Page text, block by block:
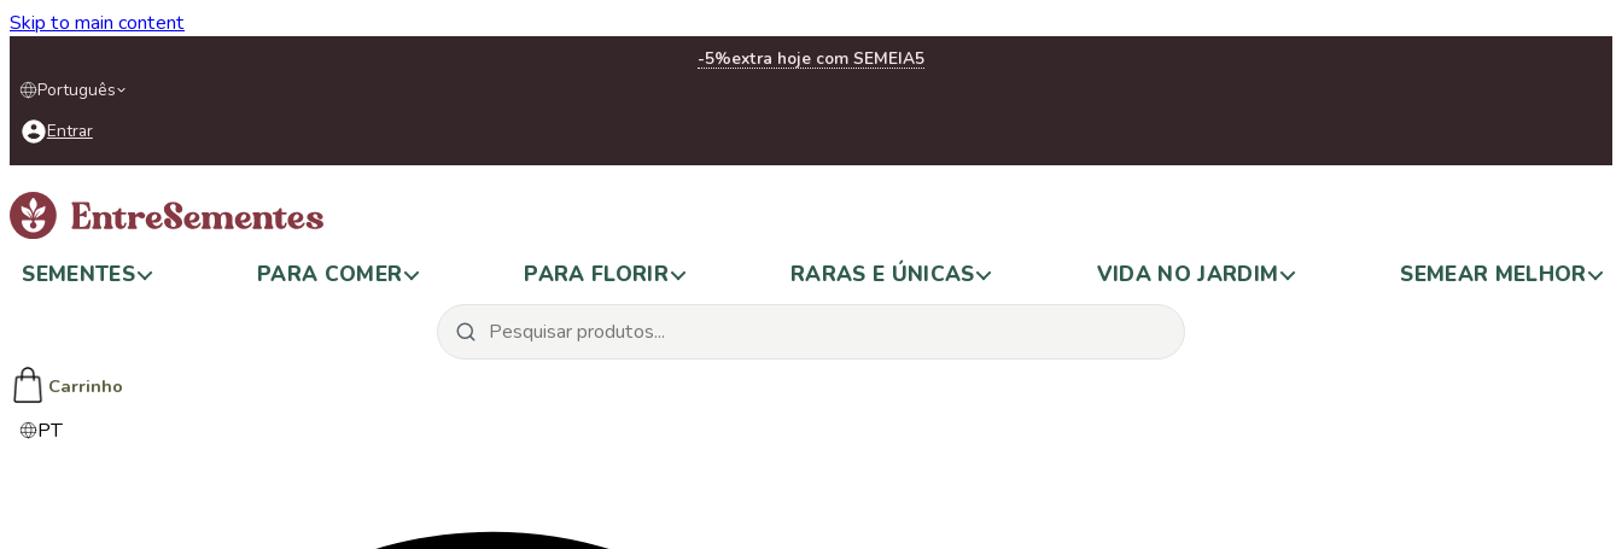
Skip to main content
-5%extra hoje com SEMEIA5
Português
Entrar
SEMENTES PARA COMER PARA FLORIR RARAS E ÚNICAS VIDA NO JARDIM SEMEAR MELHOR
Carrinho
PT